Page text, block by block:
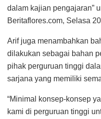
dalam kajian pengajaran”
Beritaflores.com, Selasa
Arif juga menambahkan
dilakukan sebagai bahan
pihak perguruan tinggi
sarjana yang memiliki
“Minimal konsep-konsep
kami di perguruan tinggi